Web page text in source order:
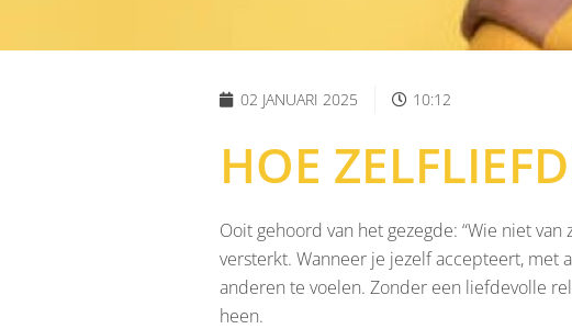
02 JANUARI 2025 10:12
HOE
Ooit gehoord van het gezegde: “Wie niet
versterkt. Wanneer je jezelf accepteert,
anderen te voelen. Zonder een liefdevolle
heen.